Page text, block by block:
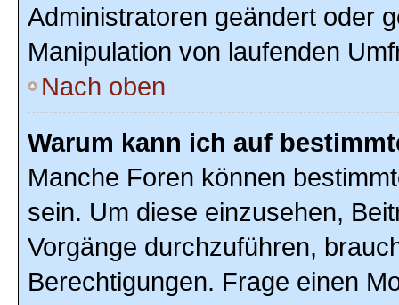
Administratoren geändert oder
Manipulation von laufenden
Nach oben
Warum kann ich auf
Manche Foren können
sein. Um diese einzusehen,
Vorgänge durchzuführen,
Berechtigungen. Frage einen